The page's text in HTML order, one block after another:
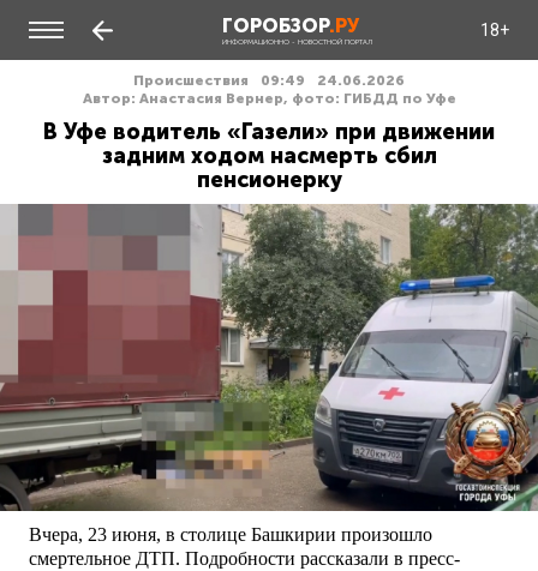
ГОРОБЗОР.РУ
ИНФОРМАЦИОННО - НОВОСТНОЙ ПОРТАЛ
18+
Происшествия 09:49
24.06.2026
Автор: Анастасия Вернер, фото: ГИБДД по Уфе
В Уфе водитель «Газели» при движении
задним ходом насмерть сбил
пенсионерку
Вчера, 23 июня, в столице Башкирии произошло
смертельное ДТП. Подробности рассказали в пресс-